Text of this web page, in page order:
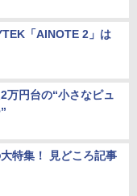
「AINOTE 2」は
万円台の“小さなピュ
特集！ 見どころ記事